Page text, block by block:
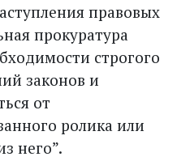
правовых
прокуратура
строгого
законов и
от
ролика или
него”.